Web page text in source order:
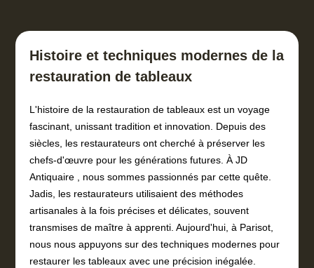
Histoire et techniques modernes de la
restauration de tableaux
L'histoire de la restauration de tableaux est un voyage
fascinant, unissant tradition et innovation. Depuis des
siècles, les restaurateurs ont cherché à préserver les
chefs-d'œuvre pour les générations futures. À JD
Antiquaire , nous sommes passionnés par cette quête.
Jadis, les restaurateurs utilisaient des méthodes
artisanales à la fois précises et délicates, souvent
transmises de maître à apprenti. Aujourd'hui, à Parisot,
nous nous appuyons sur des techniques modernes pour
restaurer les tableaux avec une précision inégalée.